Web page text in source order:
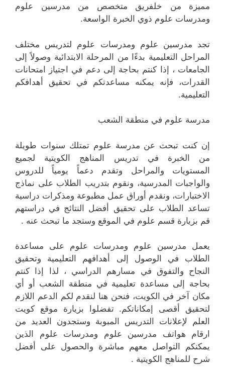
مميزة من خلفريق متخصص من مدرسين علوم
ومدرسات علوم ذوي الخبرة الواسعة.
تجد مدرسين علوم ومدرسات علوم لتدريس مختلف
المراحل التعليمية بدءًا من المرحلة الابتدائية وصولاً إلى
الجامعات ، إذا كنتم بحاجة إلى دعم في اجتياز امتحانات
القدرات، فإنه يمكنه مساعدتكم في تحقيق أهدافكم
التعليمية.
مدرسة علوم في منطقة الشعب
إن كنت تبحث عن مدرسة علوم تمتلك سنوات طويلة
من الخبرة في تدريس المناهج الكويتية لجميع
المستويات والمراحل وتقدم دعماً يومياً للدروس
والواجبات المدرسية، ونقوم بتدريب الطلاب على نماذج
الاختبارات، ونقدم أوراق عمل مطبوعة ومذكرات دراسية
تساعد الطلاب على تحقيق أفضل النتائج في دراستهم
قم بزيارة قسم علوم في الموقع وستجد ما تبحث عنه .
يعمل مدرسين علوم ومدرسات علوم على مساعدة
الطلاب في الوصول إلى أهدافهم التعليمية وتحقيق
النجاح والتفوق في مسارهم الدراسي ، لذا إذا كنتم
بحاجة إلى مساعدة تعليمية في منطقة الشعب أو أي
مكان آخر في الكويت، فنحن هنا لنقدم لكم الدعم اللازم
لتحقيق أقصى إمكاناتكم. تفضلوا بزيارة موقع كويت
العلم لإعلانات التدريس المبوبة وستجدون العديد من
ارقام هواتف مدرسين علوم ومدرسات علوم الذين
يمكنكم التواصل معهم مباشرة والحصول على أفضل
شرح للمناهج الكويتية .